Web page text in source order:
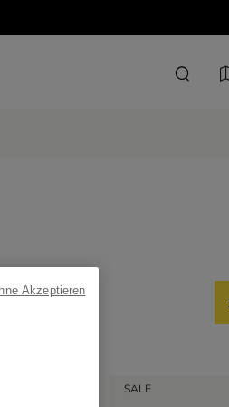
SALE
Akzeptieren